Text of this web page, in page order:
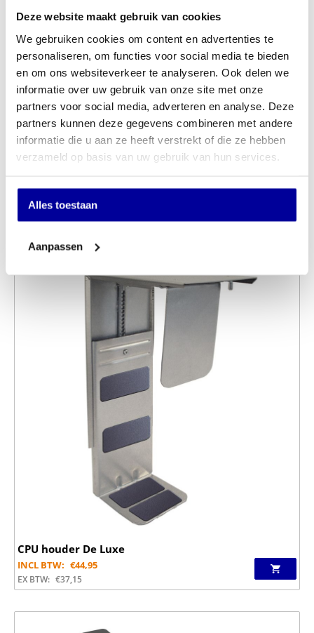
Deze website maakt gebruik van cookies
We gebruiken cookies om content en advertenties te
personaliseren, om functies voor social media te bieden
en om ons websiteverkeer te analyseren. Ook delen we
informatie over uw gebruik van onze site met onze
partners voor social media, adverteren en analyse. Deze
partners kunnen deze gegevens combineren met andere
informatie die u aan ze heeft verstrekt of die ze hebben
verzameld op basis van uw gebruik van hun services.
Alles toestaan
Aanpassen
Optie montage: Ja, Nee
Kies bladkleur:
Bruin Eiken, Havanna, Licht Grijs,
Midden Eiken, Natuur Eiken,
Wildperen, Wit
Afmetingen 160×80 cm
Hoogteverstelling 68 tot 117 cm
Elektrisch Verstelbaar Elektrisch verstelbaar
Andere kochten ook:
CPU houder De Luxe
INCL BTW: €44,95
EX BTW: €37,15